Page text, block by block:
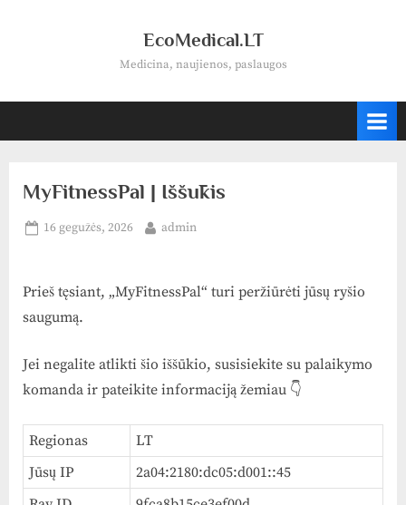
EcoMedical.LT
Medicina, naujienos, paslaugos
MyFitnessPal | Iššūkis
Posted
16 gegužės, 2026 By
admin
Prieš tęsiant, „MyFitnessPal“ turi peržiūrėti jūsų ryšio
saugumą.
Jei negalite atlikti šio iššūkio, susisiekite su palaikymo
komanda ir pateikite informaciją žemiau 👇
Regionas
LT
Jūsų IP
2a04:2180:dc05:d001::45